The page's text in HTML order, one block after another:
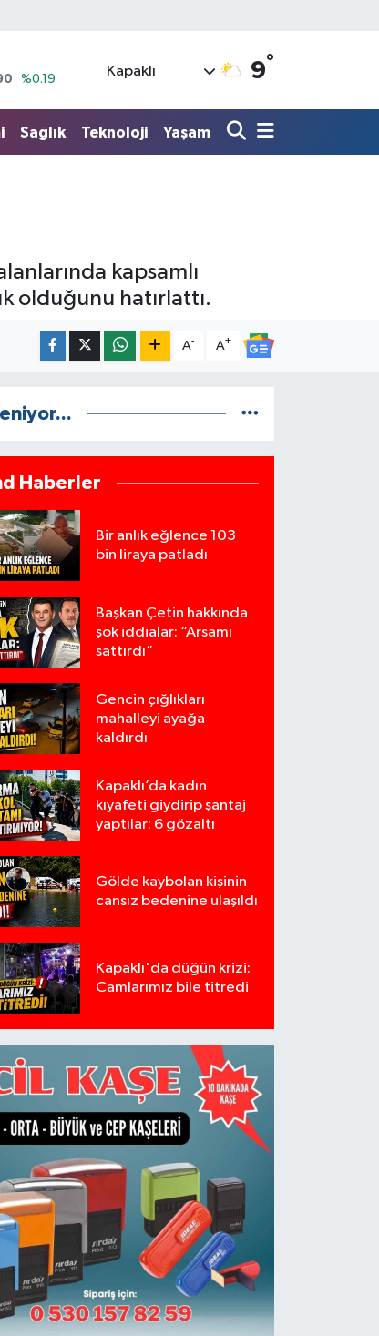
%0.18
%0
Kapaklı 9°
Sağlık Teknoloji Yaşam
kapsamlı
olduğunu hatırlattı.
A- A+
Haberler
Bir anlık eğlence 103
bin liraya patladı
Başkan Çetin hakkında
şok iddialar: “Arsamı
sattırdı”
Gencin çığlıkları
mahalleyi ayağa
kaldırdı
Kapaklı’da kadın
kıyafeti giydirip şantaj
yaptılar: 6 gözaltı
Gölde kaybolan kişinin
cansız bedenine ulaşıldı
Kapaklı'da düğün krizi:
Camlarımız bile titredi